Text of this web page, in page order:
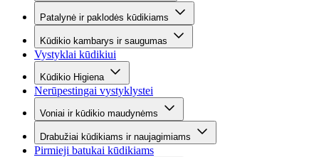
Patalynė ir paklodės kūdikiams
Kūdikio kambarys ir saugumas
Vystyklai kūdikiui
Kūdikio Higiena
Nerūpestingai vystyklystei
Voniai ir kūdikio maudynėms
Drabužiai kūdikiams ir naujagimiams
Pirmieji batukai kūdikiams